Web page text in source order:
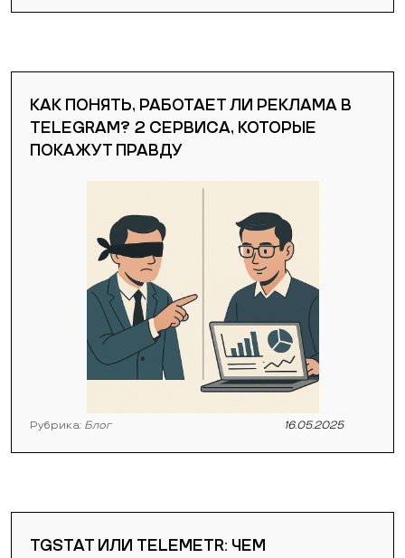
КАК ПОНЯТЬ, РАБОТАЕТ ЛИ РЕКЛАМА В
TELEGRAM? 2 СЕРВИСА, КОТОРЫЕ
ПОКАЖУТ ПРАВДУ
Рубрика: Блог 16.05.2025
TGSTAT ИЛИ TELEMETR: ЧЕМ